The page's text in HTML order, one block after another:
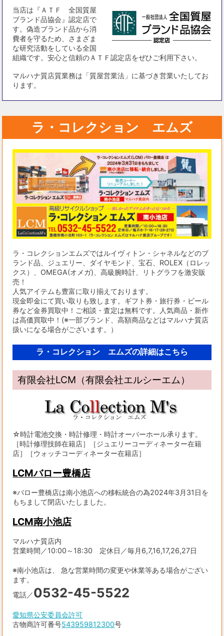
当店は『ＡＴＦ 全国質屋
ブランド品協会』認定店で
す。偽造ブランド品から消
費者を守るため、さまざま
な研究活動をしている全国
組織です。安心と信頼のＡＴＦ認定店をぜひご利用下さい。
マルハナ質店質業務は「質屋営業法」に基づき営業いたしてお
ります。
ラ・コレクション エムズ
ラ・コレクションエムズではルイヴィトン・シャネルなどのブ
ランド品、ジュエリー、ダイヤモンド、宝石、ROLEX（ロレッ
クス）、OMEGA(オメガ)、高級腕時計、リトグラフを激安販
売！
人気アイテムも豊富に取り揃えております。
現金即金にて買い取りも致します。ギフト券・旅行券・ビール
券など金券買取中！ご相談・査定は無料です。人気商品・新作
は高価買取中！(※一部ブランド、高額商品などはマルハナ質店
扱いになる場合がございます。）
ラ・コレクション エムズの詳細はこちら
有限会社LCM（有限会社エルシーエム）
☆時計電池交換・時計修理・時計オーバーホール承ります。
［時計修理技師在籍店］［ジュエリーコーディネーター在籍
店］［ウォッチコーディネーター在籍店］
LCMバロー豊橋店
※バロー豊橋店は南小池店への移転統合の為2024年3月31日を
もちまして閉店いたしました。
LCM南小池店
マルハナ質店内
営業時間／10:00～18:30 定休日／毎月6,7,16,17,26,27日
※南小池店は、 急な営業時間の変更や休業等ある場合がござい
ます。
電話／0532-45-5522
愛知県公安委員会許可
古物商許可番号543959812300号